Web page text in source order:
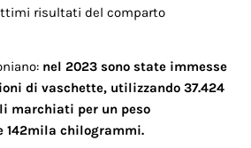
risultati del comparto
nel 2023 sono state immesse
di vaschette, utilizzando 37.424
marchiati per un peso
142mila chilogrammi.